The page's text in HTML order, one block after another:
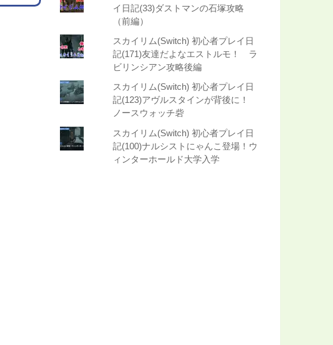
イ日記(33)ダストマンの石塚攻略
（前編）
スカイリム(Switch) 初心者プレイ日
記(171)友達だよなエストルモ！ ラ
ビリンシアン攻略後編
スカイリム(Switch) 初心者プレイ日
記(123)アヴルスタインが背後に！
ノースウォッチ砦
スカイリム(Switch) 初心者プレイ日
記(100)ナルシストにゃんこ登場！ウ
ィンターホールド大学入学